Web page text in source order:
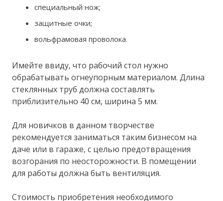
специальный нож;
защитные очки;
вольфрамовая проволока.
Имейте ввиду, что рабочий стол нужно
обрабатывать огнеупорным материалом. Длина
стеклянных труб должна составлять
приблизительно 40 см, ширина 5 мм.
Для новичков в данном творчестве
рекомендуется заниматься таким бизнесом на
даче или в гараже, с целью предотвращения
возгорания по неосторожности. В помещении
для работы должна быть вентиляция.
Стоимость приобретения необходимого